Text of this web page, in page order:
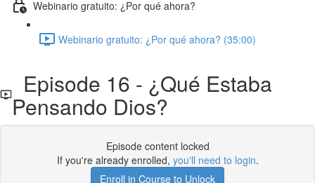
Webinario gratuito: ¿Por qué ahora?
Webinario gratuito: ¿Por qué ahora? (35:00)
Episode 16 - ¿Qué Estaba
Pensando Dios?
Episode content locked
If you're already enrolled, you'll need to login.
Enroll in Course to Unlock